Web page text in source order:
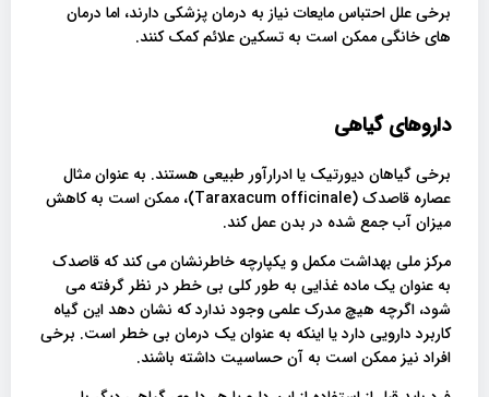
برخی علل احتباس مایعات نیاز به درمان پزشکی دارند، اما درمان
های خانگی ممکن است به تسکین علائم کمک کنند.
داروهای گیاهی
برخی گیاهان دیورتیک یا ادرارآور طبیعی هستند. به عنوان مثال
عصاره قاصدک (Taraxacum officinale)، ممکن است به کاهش
میزان آب جمع شده در بدن عمل کند.
مرکز ملی بهداشت مکمل و یکپارچه خاطرنشان می کند که قاصدک
به عنوان یک ماده غذایی به طور کلی بی خطر در نظر گرفته می
شود، اگرچه هیچ مدرک علمی وجود ندارد که نشان دهد این گیاه
کاربرد دارویی دارد یا اینکه به عنوان یک درمان بی خطر است. برخی
افراد نیز ممکن است به آن حساسیت داشته باشند.